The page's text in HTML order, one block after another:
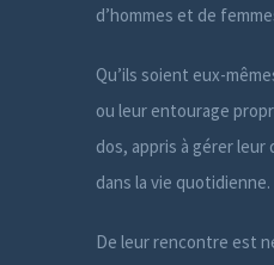
d’hommes et de
Qu’ils soient eux-
ou leur entourage
dos, appris à gérer
dans la vie quotidienne.
De leur rencontre est